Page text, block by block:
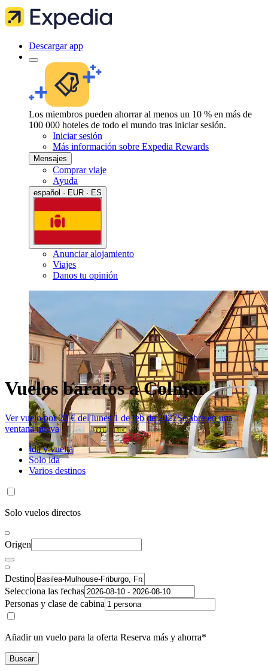
Descargar app
Los miembros pueden ahorrar al menos un 10 % en más de
100 000 hoteles de todo el mundo tras iniciar sesión.
Iniciar sesión
Más información sobre Expedia Rewards
Mensajes
Comprar viaje
Ayuda
español · EUR · ES
Anunciar alojamiento
Viajes
Danos tu opinión
Vuelos baratos a Colmar
Ver vuelo por 22 € del lunes 1 de feb de 2027Se abre en una
ventana nueva
Ida y vuelta
Solo ida
Varios destinos
Solo vuelos directos
Origen
Destino
Selecciona las fechas
Personas y clase de cabina
Añadir un vuelo para la oferta Reserva más y ahorra*
Buscar